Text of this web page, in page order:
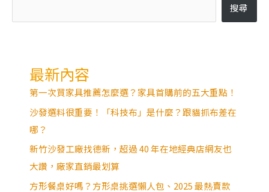
搜尋
最新內容
第一次買家具推薦怎麼選？家具首購前的五大重點！
沙發選料很重要！「科技布」是什麼？跟貓抓布差在
哪？
新竹沙發工廠找德新，超過 40 年在地經典店網友也
大讚，廠家直銷最划算
方形餐桌好嗎？方形桌挑選懶人包、2025 最熱賣款